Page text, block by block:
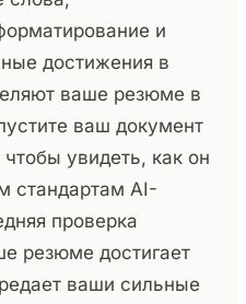
и
достижения в
ваше резюме в
ваш документ
увидеть, как он
стандартам AI-
проверка
резюме достигает
ваши сильные